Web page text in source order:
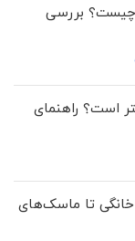
چیست؟ بررسی
است؟ راهنمای
تا ماسک‌های